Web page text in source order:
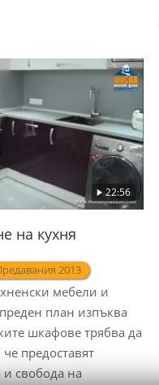
22:56
на кухня
2013
мебели и
план изпъква
шкафове трябва да
предоставят
свобода на